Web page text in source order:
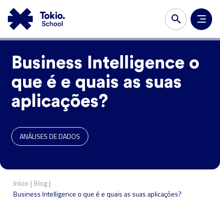
Business Intelligence o
que é e quais as suas
aplicações?
ANÁLISES DE DADOS
Início | Blog |
Business Intelligence o que é e quais as suas aplicações?